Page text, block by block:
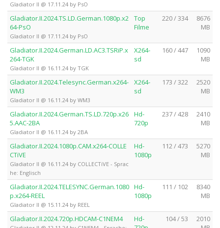
Gladiator II @ 17.11.24 by PsO
Gladiator.II.2024.TS.LD.German.1080p.x2
64-PsO
Gladiator II @ 17.11.24 by PsO
Top
Filme
220 / 334
8676
MB
Gladiator.II.2024.German.LD.AC3.TSRiP.x
264-TGK
Gladiator II @ 16.11.24 by TGK
X264-
sd
160 / 447
1090
MB
Gladiator.II.2024.Telesync.German.x264-
WM3
Gladiator II @ 16.11.24 by WM3
X264-
sd
173 / 322
2520
MB
Gladiator.II.2024.German.TS.LD.720p.x26
5.AAC-2BA
Gladiator II @ 16.11.24 by 2BA
Hd-
720p
237 / 428
2410
MB
Gladiator.II.2024.1080p.CAM.x264-COLLE
CTiVE
Gladiator II @ 16.11.24 by COLLECTiVE - Sprac
he: Englisch
Hd-
1080p
112 / 473
5270
MB
Gladiator.II.2024.TELESYNC.German.1080
p.x264-REEL
Gladiator II @ 15.11.24 by REEL
Hd-
1080p
111 / 102
8340
MB
Gladiator.II.2024.720p.HDCAM-C1NEM4
Hd-
104 / 53
2010